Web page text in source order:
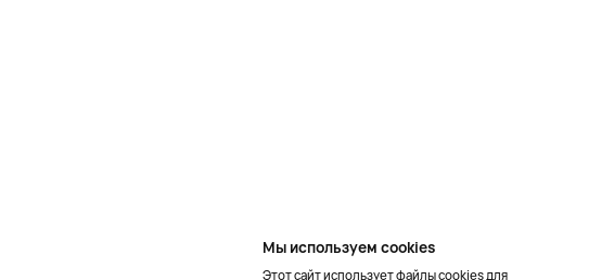
Мы используем cookies
Этот сайт использует файлы cookies для